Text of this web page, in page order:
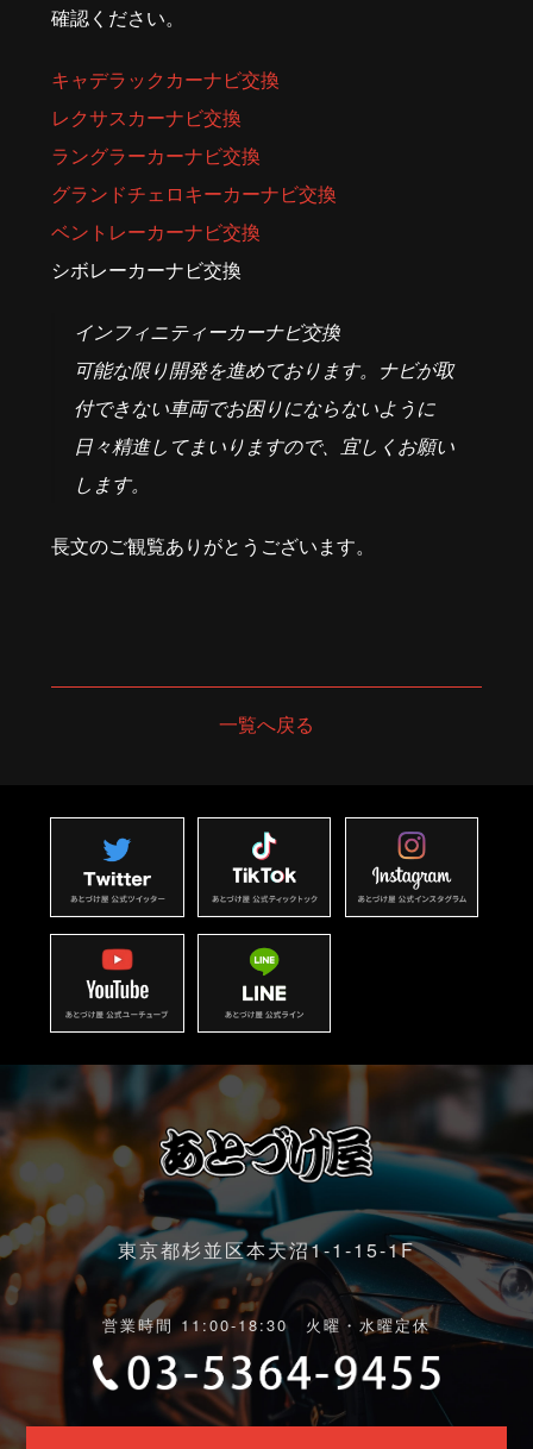
確認ください。
キャデラックカーナビ交換
レクサスカーナビ交換
ラングラーカーナビ交換
グランドチェロキーカーナビ交換
ベントレーカーナビ交換
シボレーカーナビ交換
インフィニティーカーナビ交換
可能な限り開発を進めております。ナビが取
付できない車両でお困りにならないように
日々精進してまいりますので、宜しくお願い
します。
長文のご観覧ありがとうございます。
一覧へ戻る
東京都杉並区本天沼1-1-15-1F
営業時間 11:00-18:30 火曜・水曜定休